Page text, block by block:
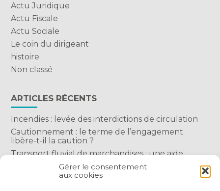
Gérer le consentement
aux cookies
Actu Juridique
Actu Fiscale
Actu Sociale
Le coin du dirigeant
histoire
Non classé
ARTICLES RÉCENTS
Incendies : levée des interdictions de circulation
Cautionnement : le terme de l’engagement
libère-t-il la caution ?
Transport fluvial de marchandises : une aide
financière bienvenue
Succession : les donations du parent renonçant